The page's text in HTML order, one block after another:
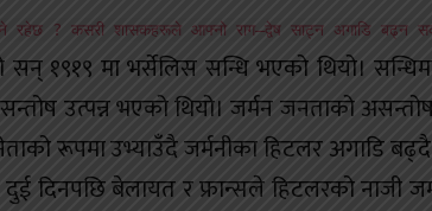
रहेछ ? कसरी शासकहरूले आफ्नो राग–द्वेष साट्न अगाडि बढ्न
सन् १९१९ मा भर्सेलिस सन्धि भएको थियो।
उत्पन्न भएको थियो। जर्मन जनताको
रूपमा उभ्याउँदै जर्मनीका हिटलर अगाडि बढ्दै
दिनपछि बेलायत र फ्रान्सले हिटलरको नाजी